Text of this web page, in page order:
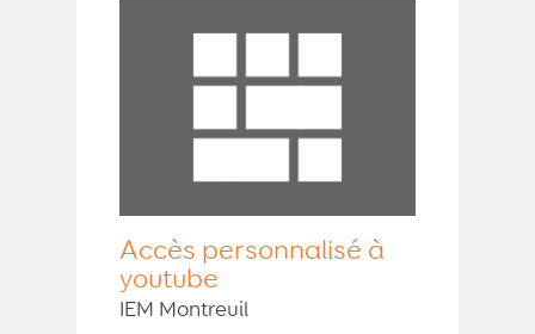
Accès personnalisé à
youtube
IEM Montreuil